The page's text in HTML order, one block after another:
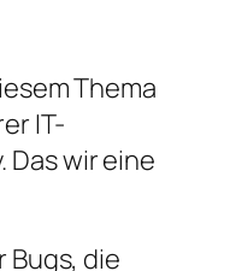
Thema
IT-
wir eine
Bugs, die